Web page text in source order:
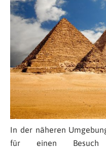
In der näheren
für einen